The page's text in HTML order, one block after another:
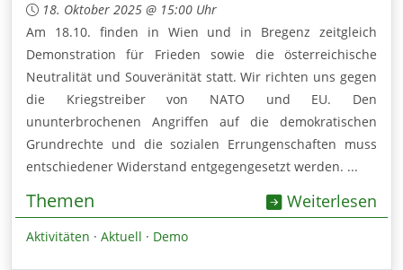
18. Oktober 2025 @ 15:00 Uhr
Am 18.10. finden in Wien und in Bregenz zeitgleich
Demonstration für Frieden sowie die österreichische
Neutralität und Souveränität statt. Wir richten uns gegen
die Kriegstreiber von NATO und EU. Den
ununterbrochenen Angriffen auf die demokratischen
Grundrechte und die sozialen Errungenschaften muss
entschiedener Widerstand entgegengesetzt werden. ...
Themen Weiterlesen
Aktivitäten · Aktuell · Demo